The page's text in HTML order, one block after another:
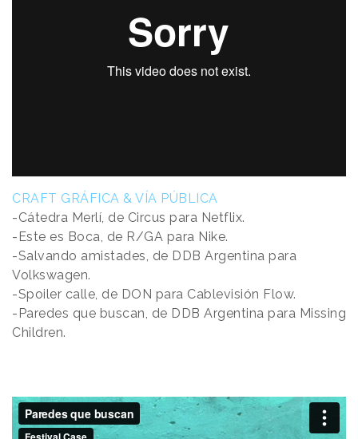
CRAFT GRÁFICA & VÍA PÚBLICA
-Cátedra Merlí, de Circus para Netflix.
-Este es Boca, de R/GA para Nike.
-Salvando amistades, de DDB Argentina para
Volkswagen.
-Spoiler calle, de DON para Cablevisión Flow.
-Paredes que buscan, de DDB Argentina para Missing
Children.